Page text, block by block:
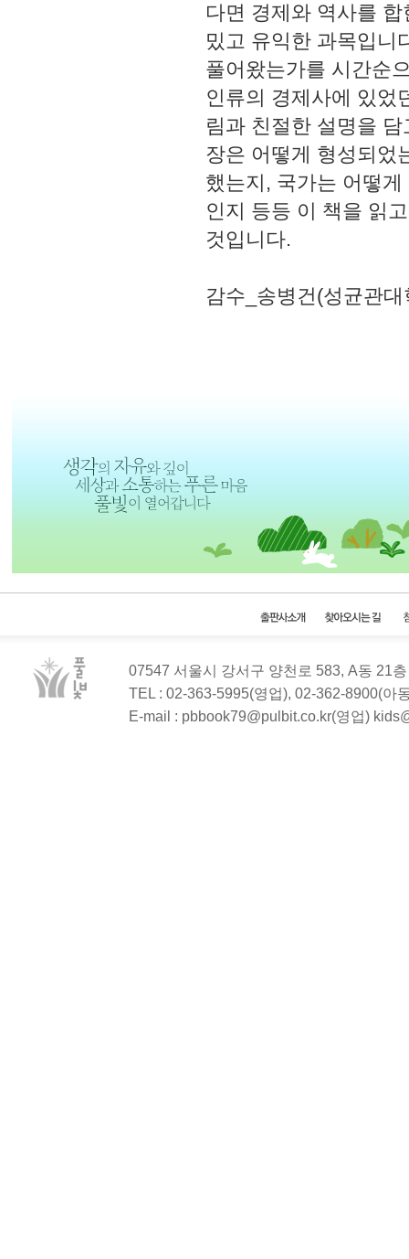
다면 경제와 역사를
밌고 유익한 과목입니
풀어왔는가를 시간순
인류의 경제사에 있었
림과 친절한 설명을
장은 어떻게 형성되었
했는지, 국가는 어떻
인지 등등 이 책을 읽
것입니다.
감수_송병건(성균관
07547 서울시 강서구 양천로 583, A동 21
TEL : 02-363-5995(영업), 02-362-8900(아
E-mail : pbbook79@pulbit.co.kr(영업)